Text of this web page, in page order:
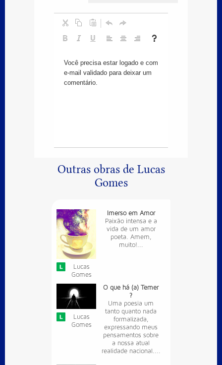
Outras obras de Lucas
Gomes
Lucas
Gomes
Imerso em Amor
Paixão intensa e a
vida de um amor
poeta. Amem,
muito!...
Lucas
Gomes
O que há (a) Temer
?
Uma poesia um
tanto quanto nada
formalizada,
expressando meus
pensamentos sobre
a nossa atual
realidade nacional....